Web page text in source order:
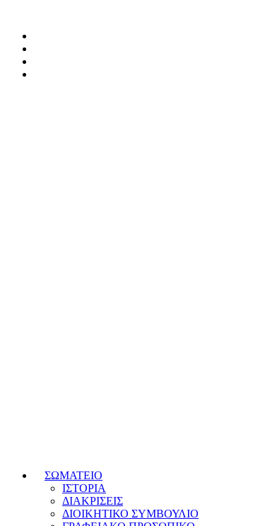
ΣΩΜΑΤΕΙΟ
ΙΣΤΟΡΙΑ
ΔΙΑΚΡΙΣΕΙΣ
ΔΙΟΙΚΗΤΙΚΟ ΣΥΜΒΟΥΛΙΟ